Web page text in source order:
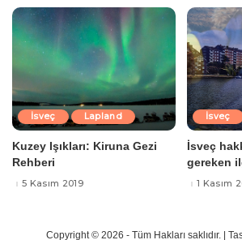
İsveç Lapland
Kuzey Işıkları: Kiruna Gezi
Rehberi
5 Kasım 2019
İsveç
İsveç
gereken
1 Kasım
Copyright © 2026 - Tüm Hakları saklıdır. |